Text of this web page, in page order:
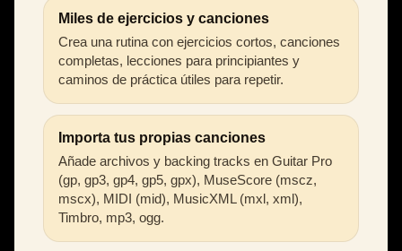
Miles de ejercicios y canciones
Crea una rutina con ejercicios cortos, canciones
completas, lecciones para principiantes y
caminos de práctica útiles para repetir.
Importa tus propias canciones
Añade archivos y backing tracks en Guitar Pro
(gp, gp3, gp4, gp5, gpx), MuseScore (mscz,
mscx), MIDI (mid), MusicXML (mxl, xml),
Timbro, mp3, ogg.